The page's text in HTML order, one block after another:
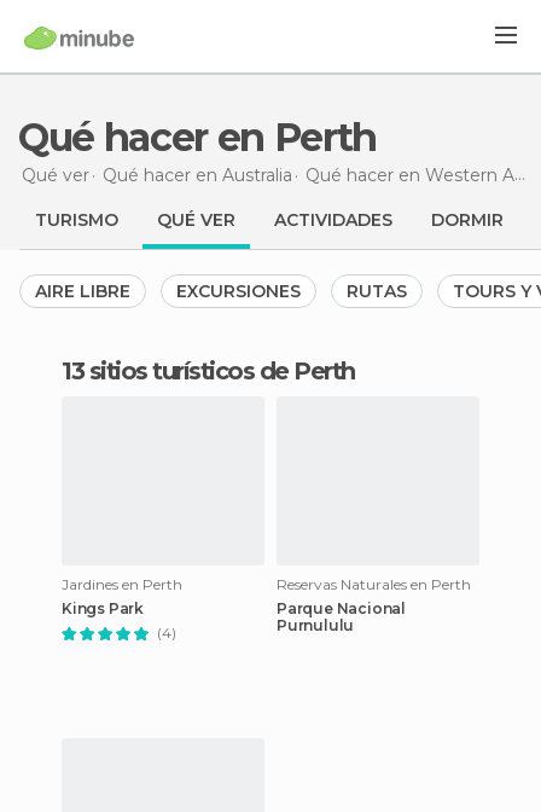
Qué hacer en Perth
Qué ver Qué hacer en Australia Qué hacer en Western Australia
TURISMO QUÉ VER ACTIVIDADES DORMIR
AIRE LIBRE EXCURSIONES RUTAS TOURS Y
13 sitios turísticos de Perth
Jardines en Perth
Kings Park
(4)
Reservas Naturales en Perth
Parque Nacional
Purnululu